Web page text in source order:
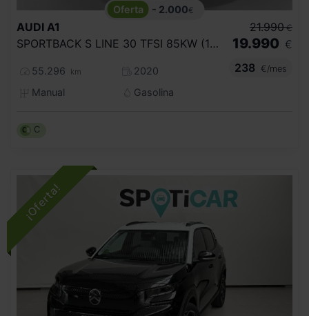
- 2.000€
AUDI A1
SPORTBACK S LINE 30 TFSI 85KW (116CV)
55.296 km
2020
Manual
Gasolina
21.990 €
19.990 €
238
€/mes
C